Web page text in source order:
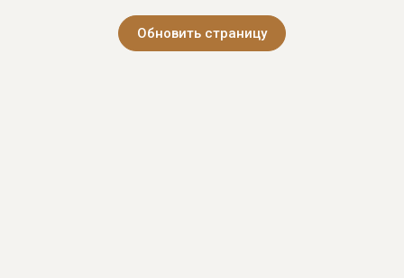
Обновить страницу